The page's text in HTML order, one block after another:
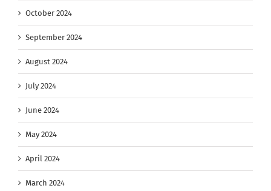
October 2024
September 2024
August 2024
July 2024
June 2024
May 2024
April 2024
March 2024